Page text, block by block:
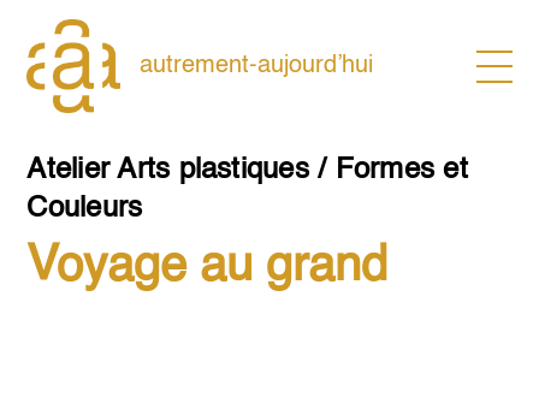
content
autrement-aujourd’hui
Atelier Arts plastiques / Formes et
Couleurs
Voyage au grand